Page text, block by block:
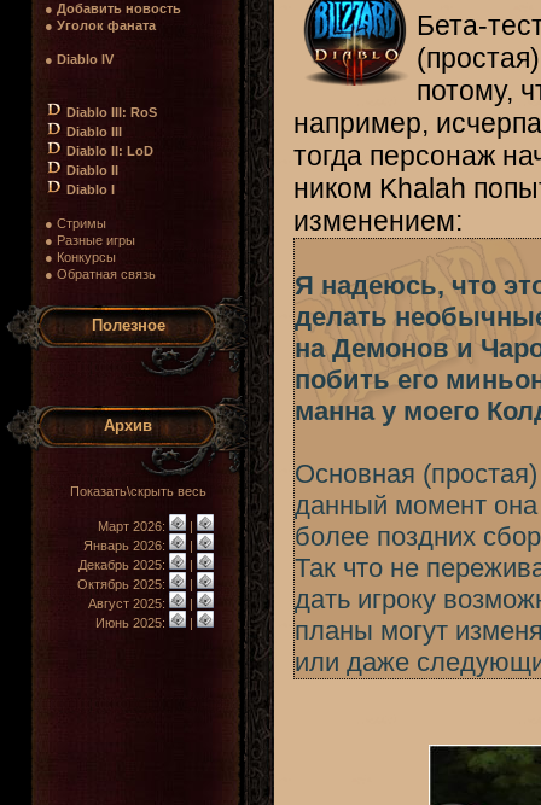
● Добавить новость
● Уголок фаната
● Diablo IV
Diablo III: RoS
Diablo III
Diablo II: LoD
Diablo II
Diablo I
● Стримы
● Разные игры
● Конкурсы
● Обратная связь
Полезное
Архив
Показать\скрыть весь
Март 2026:
|
Январь 2026:
|
Декабрь 2025:
|
Октябрь 2025:
|
Август 2025:
|
Июнь 2025:
|
Бета-
потому,
например,
тогда персонаж
ником Khalah
изменением:
Я надеюсь, что
делать
на Демонов и
побить его
манна у моего
Основная
данный момент она
более поздних
Так что не
дать игроку
планы могут
или даже